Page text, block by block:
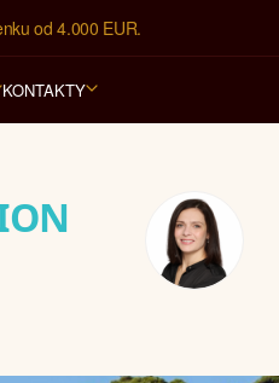
od 4.000 EUR.
KONTAKTY